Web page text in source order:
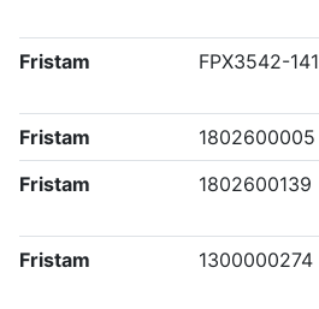
Fristam FPX3542-141
Fristam 1802600005
Fristam
1802600139
Fristam 1300000274